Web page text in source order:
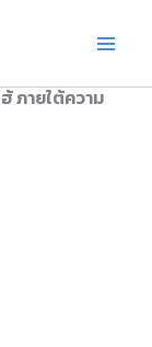
ภายใต้ความ